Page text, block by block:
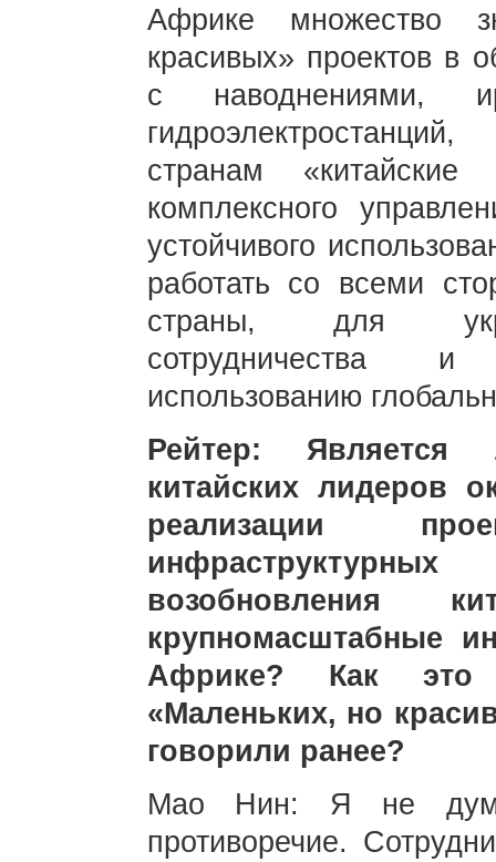
Африке множество
красивых» проектов в
с наводнениями,
странам
комплексного
устойчивого
работать со всеми
страны, для
сотрудничества и
использованию
Рейтер:
китайских лидеров
реализации
возобновления
крупномасштабные
Африке? Как это
«Маленьких, но
говорили ранее?
Мао Нин: Я не
противоречие.